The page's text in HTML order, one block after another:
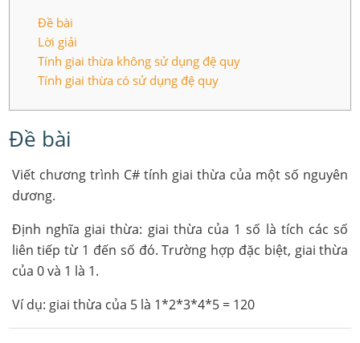
Đề bài
Lời giải
Tính giai thừa không sử dụng đệ quy
Tính giai thừa có sử dụng đệ quy
Đề bài
Viết chương trình C# tính giai thừa của một số nguyên
dương.
Định nghĩa giai thừa: giai thừa của 1 số là tích các số
liên tiếp từ 1 đến số đó. Trường hợp đặc biệt, giai thừa
của 0 và 1 là 1.
Ví dụ: giai thừa của 5 là 1*2*3*4*5 = 120